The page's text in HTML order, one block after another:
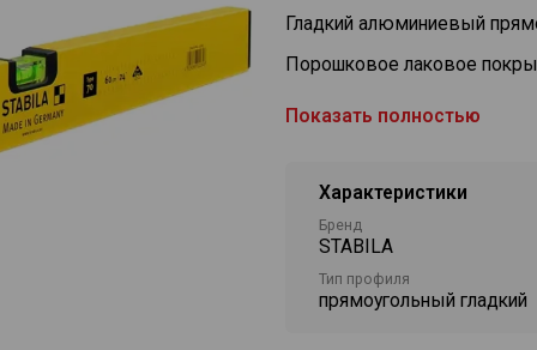
Гладкий алюминиевый
Порошковое лаковое
Измерительные
Точность измерения: в
Показать полностью
Характеристики
Бренд
STABILA
Тип профиля
прямоугольный гладкий